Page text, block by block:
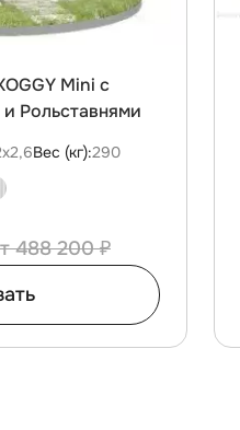
Mini с
Рольставнями
Вес (кг):290
488 200 ₽